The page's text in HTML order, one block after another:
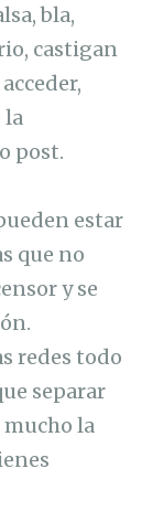
bla,
castigan
la
post.
estar
que no
y se
redes todo
separar
la